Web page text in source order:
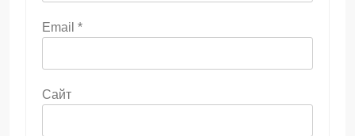
Email *
Сайт